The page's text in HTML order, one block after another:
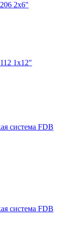
2x6"
1x12"
система FDB
система FDB